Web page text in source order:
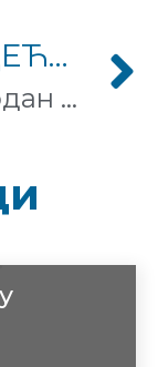
СЛЕДЕЋИ ЧЛАНАК
Рекордан успех ЦЕЕ Пролећа у Србији